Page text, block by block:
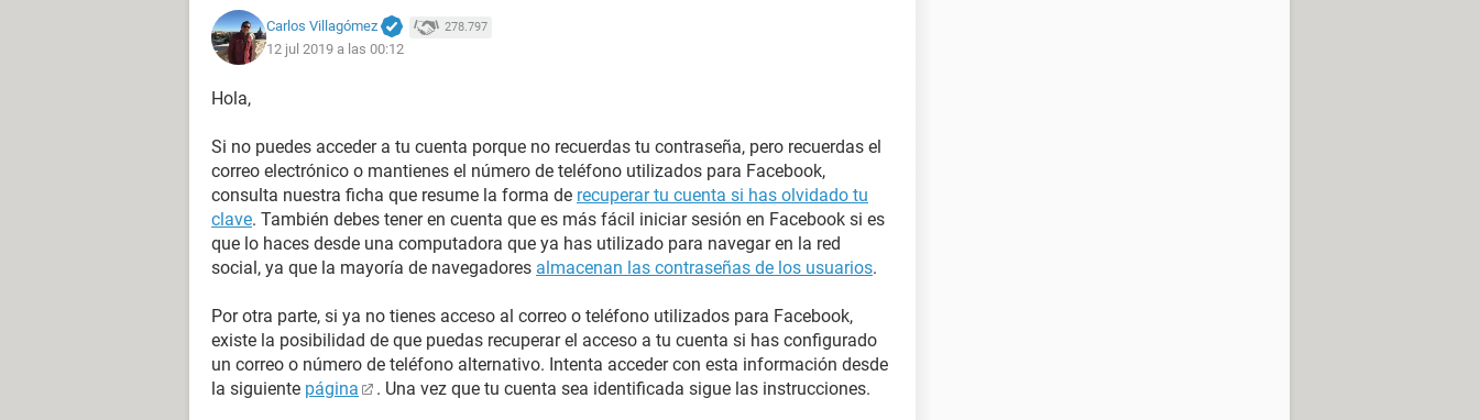
Carlos Villagómez 278.797
12 jul 2019 a las 00:12
Hola,
Si no puedes acceder a tu cuenta porque no recuerdas tu contraseña, pero recuerdas el
correo electrónico o mantienes el número de teléfono utilizados para Facebook,
consulta nuestra ficha que resume la forma de recuperar tu cuenta si has olvidado tu
clave. También debes tener en cuenta que es más fácil iniciar sesión en Facebook si es
que lo haces desde una computadora que ya has utilizado para navegar en la red
social, ya que la mayoría de navegadores almacenan las contraseñas de los usuarios.
Por otra parte, si ya no tienes acceso al correo o teléfono utilizados para Facebook,
existe la posibilidad de que puedas recuperar el acceso a tu cuenta si has configurado
un correo o número de teléfono alternativo. Intenta acceder con esta información desde
la siguiente página . Una vez que tu cuenta sea identificada sigue las instrucciones.